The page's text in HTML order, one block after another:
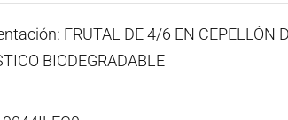
FRUTAL DE 4/6 EN CEPELLÓN
BIODEGRADABLE